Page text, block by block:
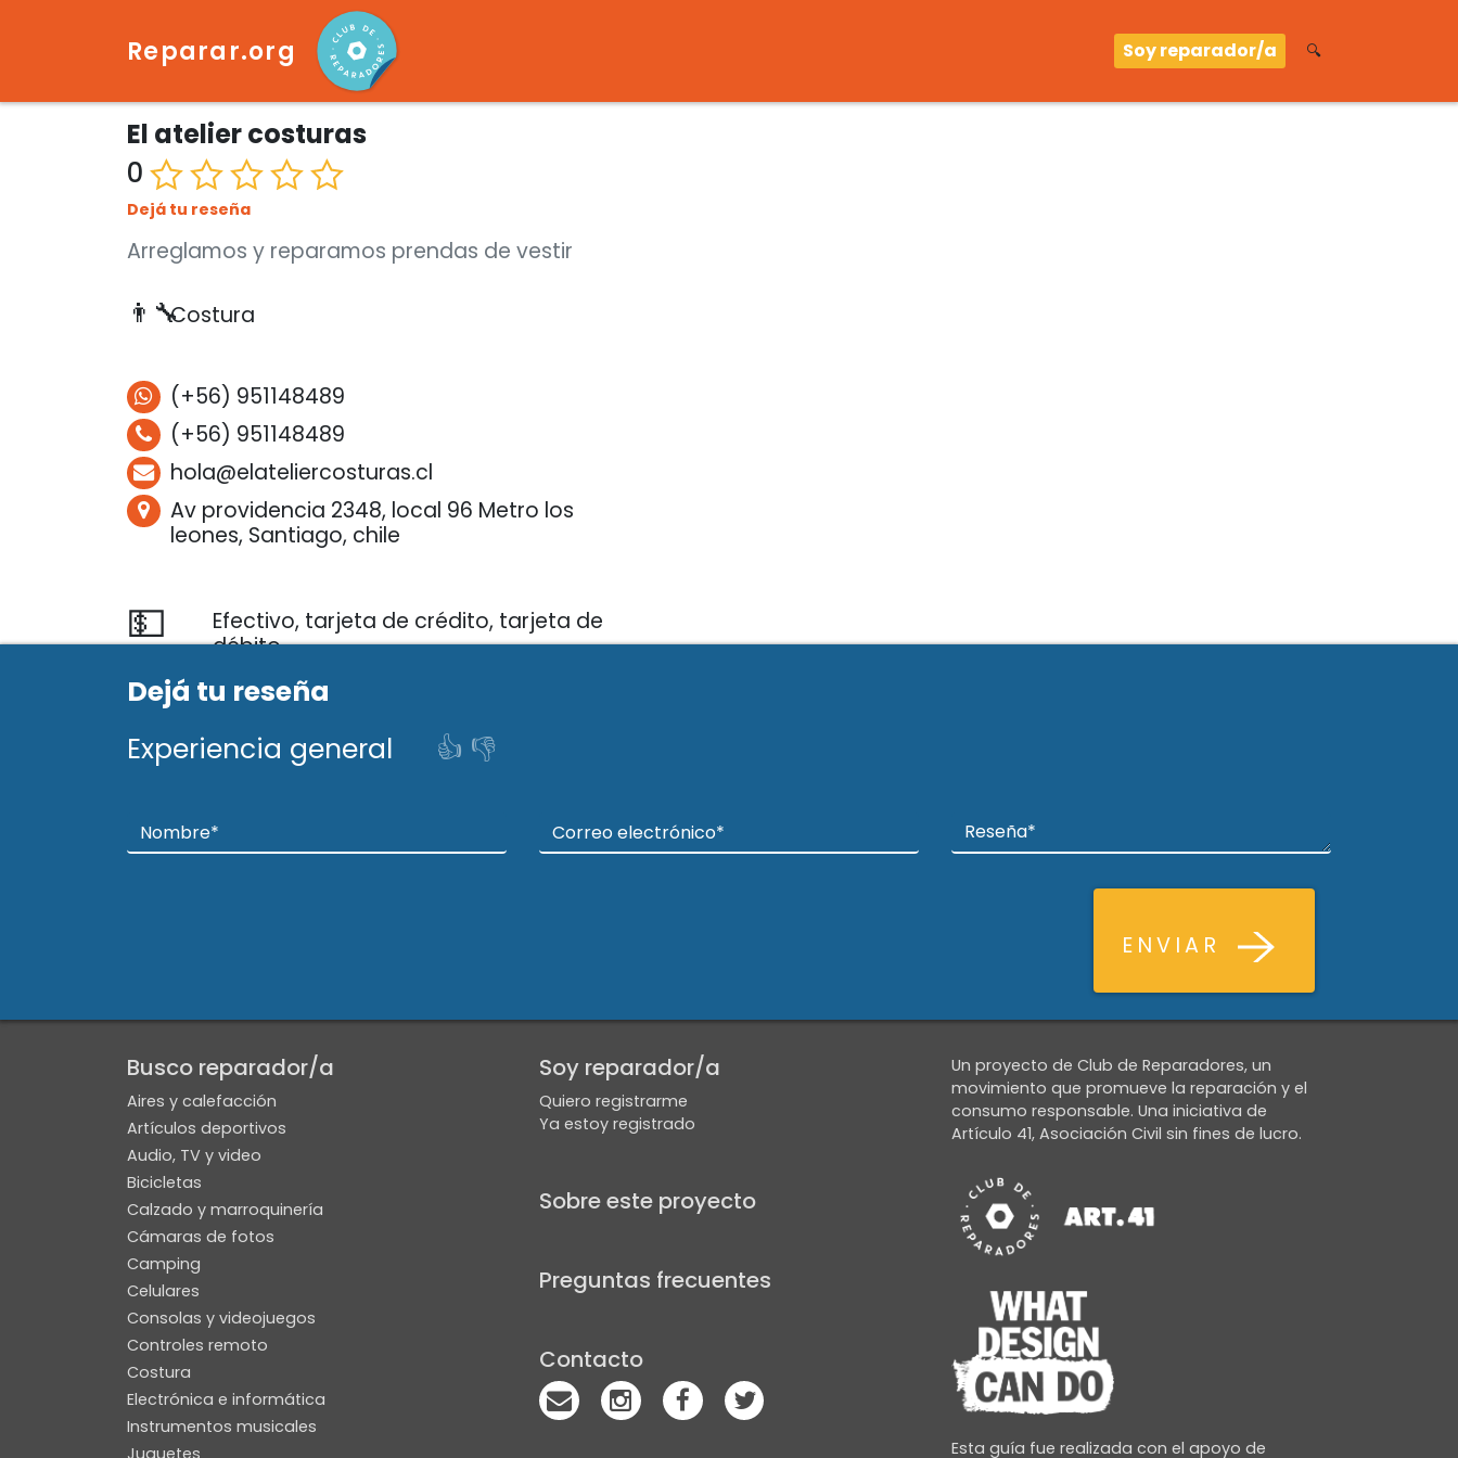
Reparar.org Soy reparador/a 🔍
El atelier costuras
0
Dejá tu reseña
Arreglamos y reparamos prendas de vestir
👨‍🔧Costura
(+56) 951148489
(+56) 951148489
hola@elateliercosturas.cl
Av providencia 2348, local 96 Metro los
leones, Santiago, chile
💵
Efectivo, tarjeta de crédito, tarjeta de
débito
🏍️ Servicio a domicilio
🕐 10:00 a 19:00
Viernes, Sábado
🏅
Siguiente Anterior
Dejá tu reseña
Experiencia general
👍 👎
ENVIAR
Busco reparador/a
Aires y calefacción
Artículos deportivos
Audio, TV y video
Bicicletas
Calzado y marroquinería
Cámaras de fotos
Camping
Celulares
Consolas y videojuegos
Controles remoto
Costura
Electrónica e informática
Instrumentos musicales
Juguetes
Soy reparador/a
Quiero registrarme
Ya estoy registrado
Sobre este proyecto
Preguntas frecuentes
Contacto
Un proyecto de Club de Reparadores, un
movimiento que promueve la reparación y el
consumo responsable. Una iniciativa de
Artículo 41, Asociación Civil sin fines de lucro.
Esta guía fue realizada con el apoyo de